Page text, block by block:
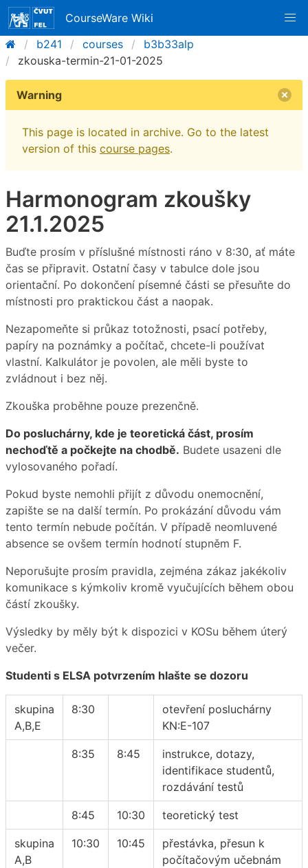
CourseWare Wiki
b241
courses
b3b33alp
zkouska-termin-21-01-2025
Warning
This page is located in archive. Go to the latest
version of this course pages.
Harmonogram zkoušky
21.1.2025
Buďte prosím v příslušné místnosti ráno v 8:30, ať máte
čas se připravit. Ostatní časy v tabulce dole jsou
orientační. Po dokončení písemné části se přesuňte do
místnosti pro praktickou část a naopak.
Nezapomeňte si průkaz totožnosti, psací potřeby,
papíry na poznámky a počítač, chcete-li používat
vlastní. Kalkulátor je povolen, ale měli byste to
zvládnout i bez něj.
Zkouška proběhne pouze prezenčně.
Do posluchárny, kde je teoretická část, prosím
nechoďtě a počkejte na chodbě. Budete usazeni dle
vylosovaného pořadí.
Pokud byste nemohli přijít z důvodu onemocnění,
zapište se na další termín. Po prokázání důvodu vám
tento termín nebude počítán. V případě neomluvené
absence se ovšem termín hodnotí stupněm F.
Neporušujte prosím pravidla, zejména zákaz jakékoliv
komunikace s kýmkoliv kromě vyučujících během obou
částí zkoušky.
Výsledky by měly být k dispozici v KOSu během úterý
večer.
Studenti s ELSA potvrzením hlašte se dozoru
skupina
A,B,E
8:30
otevření posluchárny
KN:E-107
8:35 8:45
instrukce, dotazy,
identifikace studentů,
rozdávání testů
8:45 10:30 teoretický test
skupina
A,B
10:30 10:45
přestávka, přesun k
počítačovým učebnám